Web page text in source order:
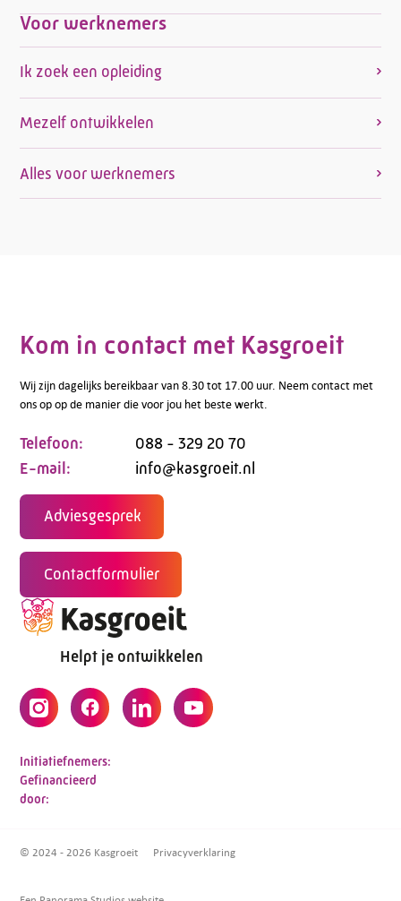
Voor werknemers
Ik zoek een opleiding
Mezelf ontwikkelen
Alles voor werknemers
Kom in contact met Kasgroeit
Wij zijn dagelijks bereikbaar van 8.30 tot 17.00 uur. Neem contact met
ons op op de manier die voor jou het beste werkt.
Telefoon:
088 - 329 20 70
E-mail:
info@kasgroeit.nl
Adviesgesprek
Contactformulier
Helpt je ontwikkelen
Initiatiefnemers:
Gefinancieerd
door:
© 2024 - 2026 Kasgroeit Privacyverklaring